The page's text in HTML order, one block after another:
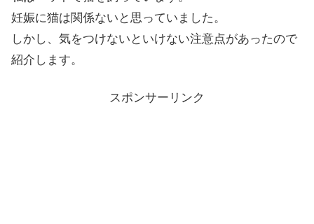
妊娠に猫は関係ないと思っていました。
しかし、気をつけないといけない注意点があったので
紹介します。
スポンサーリンク